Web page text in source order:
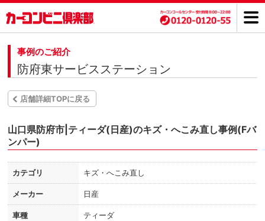
事例のご紹介
防府東サービスステーション
店舗詳細TOPに戻る
山口県防府市|ティーダ(日産)のキズ・へこみ直し事例(Fバ
ンパー)
カテゴリ キズ・へこみ直し
メーカー 日産
車種 ティーダ